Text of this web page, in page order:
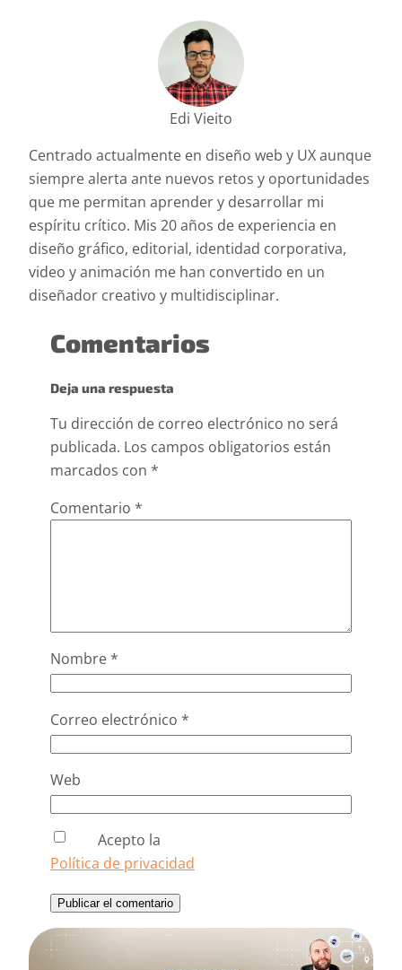
Edi Vieito
Centrado actualmente en diseño web y UX aunque
siempre alerta ante nuevos retos y oportunidades
que me permitan aprender y desarrollar mi
espíritu crítico. Mis 20 años de experiencia en
diseño gráfico, editorial, identidad corporativa,
video y animación me han convertido en un
diseñador creativo y multidisciplinar.
Comentarios
Deja una respuesta
Tu dirección de correo electrónico no será
publicada. Los campos obligatorios están
marcados con *
Comentario *
Nombre *
Correo electrónico *
Web
Acepto la
Política de privacidad